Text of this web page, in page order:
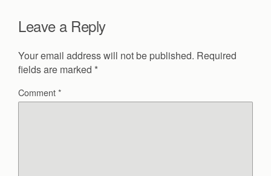
Leave a Reply
Your email address will not be published. Required
fields are marked *
Comment*